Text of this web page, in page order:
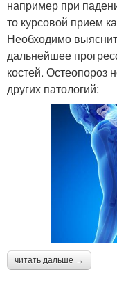
например при
то курсовой прием
Необходимо
дальнейшее
костей. Остеопороз
других патологий:
читать дальше →